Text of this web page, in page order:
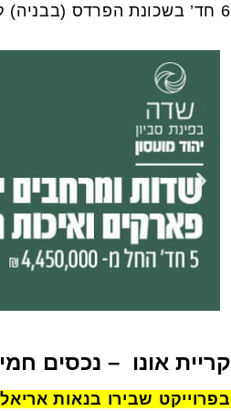
6 חד’ בשכונת הפרדס (בבניה) קומה 5/13, 148 מ”ר. נמכרה בכ- 4.5 מליון ₪.
קריית אונו – נכסים
בפרוייקט שבירו בנאות